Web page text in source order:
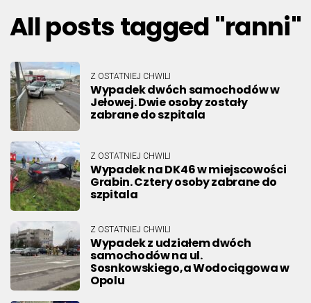
All posts tagged "ranni"
Z OSTATNIEJ CHWILI
Wypadek dwóch samochodów w
Jełowej. Dwie osoby zostały
zabrane do szpitala
Z OSTATNIEJ CHWILI
Wypadek na DK46 w miejscowości
Grabin. Cztery osoby zabrane do
szpitala
Z OSTATNIEJ CHWILI
Wypadek z udziałem dwóch
samochodów na ul.
Sosnkowskiego,a Wodociągowa w
Opolu